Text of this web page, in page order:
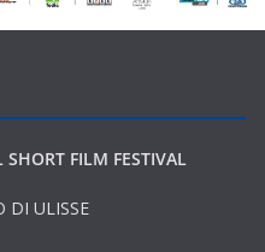
FILM FESTIVAL
DI ULISSE